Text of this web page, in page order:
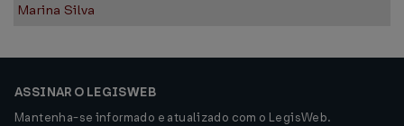
Marina Silva
ASSINAR O LEGISWEB
Mantenha-se informado e atualizado com o LegisWeb.